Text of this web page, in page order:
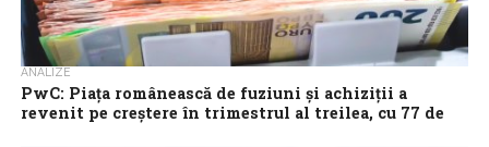
ANALIZE
PwC: Piaţa românească de fuziuni şi achiziţii a
revenit pe creştere în trimestrul al treilea, cu 77 de